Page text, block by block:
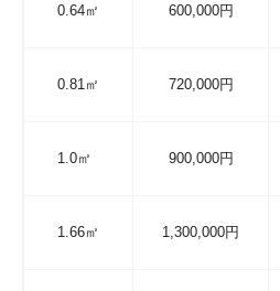
0.64㎡ 600,000円
0.81㎡ 720,000円
1.0㎡ 900,000円
1.66㎡ 1,300,000円